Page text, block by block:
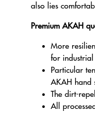
also lies
Premium AKAH
More
for
Particular
AKAH hand
The dirt-
All